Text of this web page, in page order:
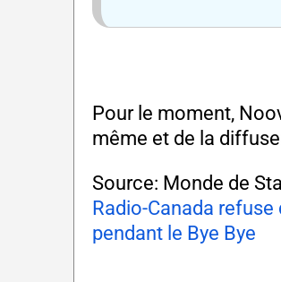
Pour le moment,
même et de la
Source: Monde de
Radio-Canada
pendant le Bye Bye